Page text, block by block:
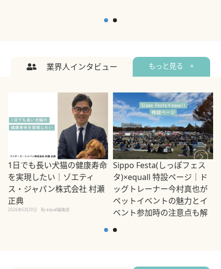
業界人インタビュー もっと見る +
1日でも長い犬猫の健康寿命
を実現したい｜ゾエティ
ス・ジャパン株式会社 村瀬
正典
2026年5月29日 By equall編集部
Sippo Festa(しっぽフェス
タ)×equall 特設ページ｜ド
ッグトレーナー今村真也が
ペットイベントの魅力とイ
ベント参加時の注意点も解
2026年5月12日